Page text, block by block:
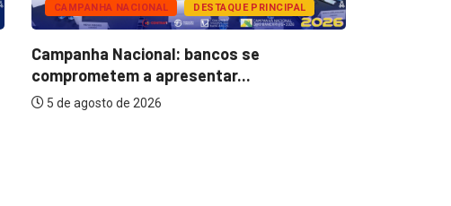
CAMPANHA NACIONAL DESTAQUE PRINCIPAL
Campanha Nacional: bancos se
comprometem a apresentar...
5 de agosto de 2026